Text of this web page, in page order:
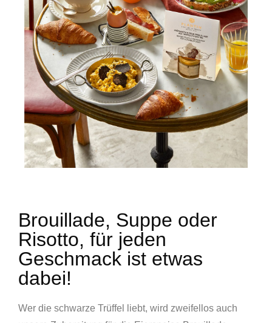
Brouillade, Suppe oder
Risotto, für jeden
Geschmack ist etwas
dabei!
unsere Zubereitung für die Eierspeise Brouillade